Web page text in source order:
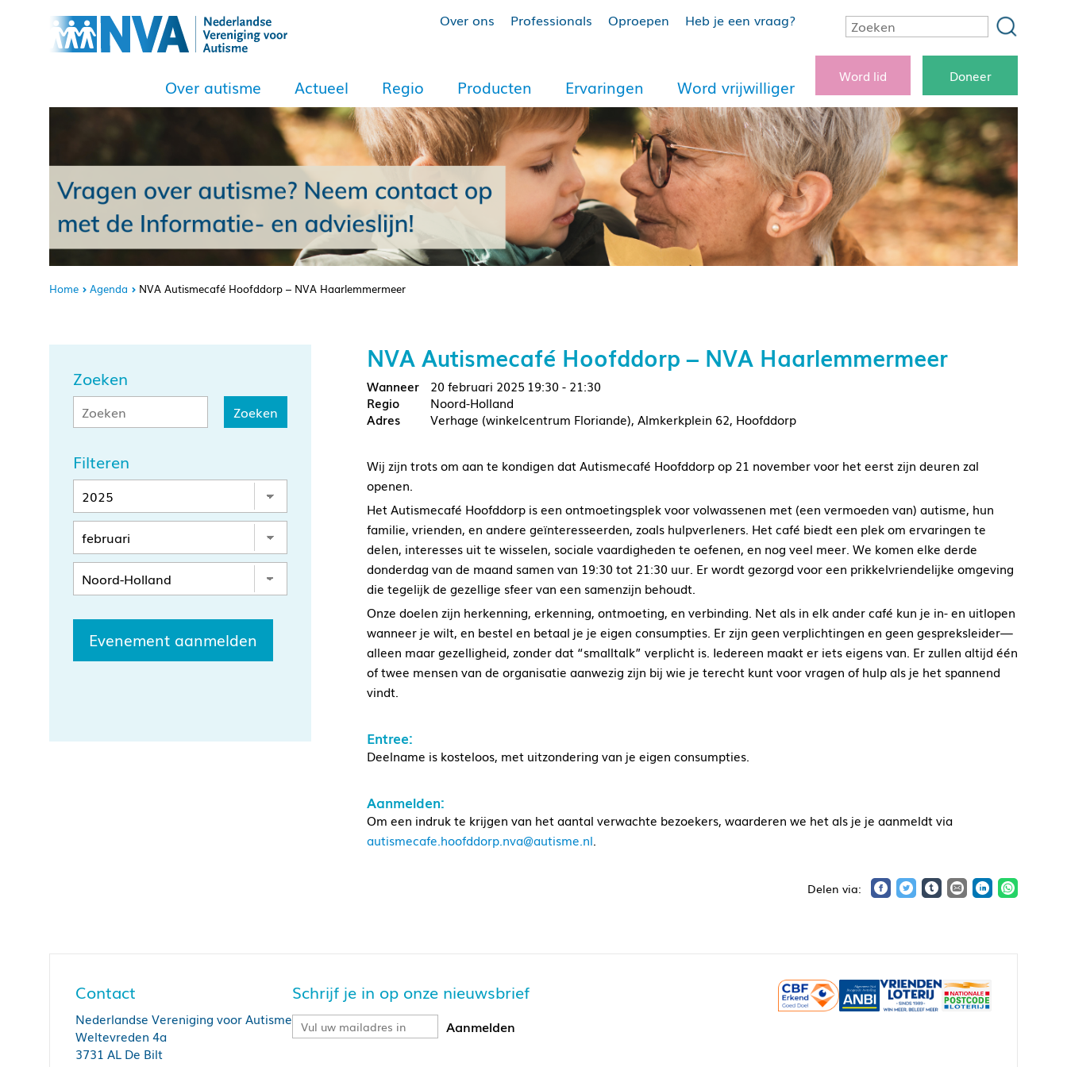
Over ons Professionals Oproepen Heb je een vraag?
Over autisme Actueel Regio Producten Ervaringen Word vrijwilliger
Word lid Doneer
Home Agenda NVA Autismecafé Hoofddorp – NVA Haarlemmermeer
Zoeken
Filteren
Evenement aanmelden
NVA Autismecafé Hoofddorp – NVA Haarlemmermeer
20 februari 2025 19:30 - 21:30
Noord-Holland
Verhage (winkelcentrum Floriande), Almkerkplein 62, Hoofddorp
Wij zijn trots om aan te kondigen dat Autismecafé Hoofddorp op 21 november voor het eerst zijn deuren zal
openen.
Het Autismecafé Hoofddorp is een ontmoetingsplek voor volwassenen met (een vermoeden van) autisme, hun
familie, vrienden, en andere geïnteresseerden, zoals hulpverleners. Het café biedt een plek om ervaringen te
delen, interesses uit te wisselen, sociale vaardigheden te oefenen, en nog veel meer. We komen elke derde
donderdag van de maand samen van 19:30 tot 21:30 uur. Er wordt gezorgd voor een prikkelvriendelijke omgeving
die tegelijk de gezellige sfeer van een samenzijn behoudt.
Onze doelen zijn herkenning, erkenning, ontmoeting, en verbinding. Net als in elk ander café kun je in- en uitlopen
wanneer je wilt, en bestel en betaal je je eigen consumpties. Er zijn geen verplichtingen en geen gespreksleider—
alleen maar gezelligheid, zonder dat “smalltalk” verplicht is. Iedereen maakt er iets eigens van. Er zullen altijd één
of twee mensen van de organisatie aanwezig zijn bij wie je terecht kunt voor vragen of hulp als je het spannend
vindt.
Entree:
Deelname is kosteloos, met uitzondering van je eigen consumpties.
Aanmelden:
Om een indruk te krijgen van het aantal verwachte bezoekers, waarderen we het als je je aanmeldt via
autismecafe.hoofddorp.nva@autisme.nl.
Contact
Nederlandse Vereniging voor Autisme
Weltevreden 4a
3731 AL De Bilt
Schrijf je in op onze nieuwsbrief